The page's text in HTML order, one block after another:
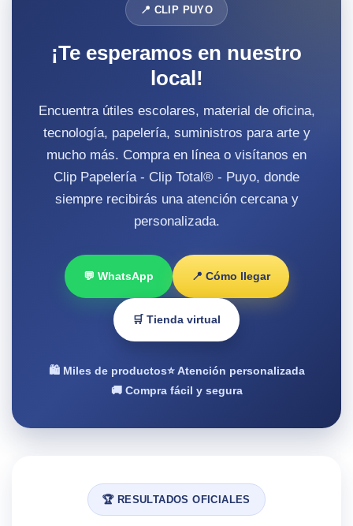
📍 CLIP PUYO
¡Te esperamos en nuestro
local!
Encuentra útiles escolares, material de oficina,
tecnología, papelería, suministros para arte y
mucho más. Compra en línea o visítanos en
Clip Papelería - Clip Total® - Puyo, donde
siempre recibirás una atención cercana y
personalizada.
💬 WhatsApp 📍 Cómo llegar
🛒 Tienda virtual
🛍️ Miles de productos⭐ Atención personalizada
🚚 Compra fácil y segura
🏆 RESULTADOS OFICIALES